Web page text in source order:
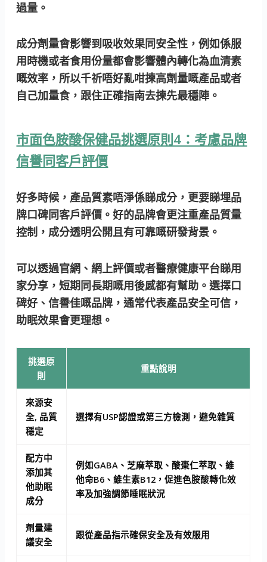
過量。
成分劑量會影響到吸收效果同安全性，例如係服
用時機或者食用份量都會影響體內轉化為血清素
嘅效率，所以千祈唔好亂咁揀高劑量嘅產品或者
自己加量食，跟住正確指南去揀先最穩陣。
市面色胺酸保健品挑選原則4：考慮品牌
信譽同客戶評價
好多時候，產品質素唔淨係睇成分，更要睇埋品
牌口碑同客戶評價。好的品牌會更注重產品質量
控制，成分透明公開且有可靠嘅研發背景。
可以透過官網、網上評價或者醫療健康平台睇用
家分享，短期同長期嘅用後感都有幫助。選擇口
碑好、信譽佳嘅品牌，通常代表產品安全可信，
助眠效果會更理想。
挑選原
則
重點說明
來源安
全, 品質
穩定
選擇有USP認證或第三方檢測，避免雜質
配方中
添加其
他助眠
成分
例如GABA、芝麻萃取、酸棗仁萃取、維
他命B6、維生素B12，促進色胺酸轉化效
率及加強調節睡眠狀況
劑量建
議安全
跟從產品指示確保安全及有效服用